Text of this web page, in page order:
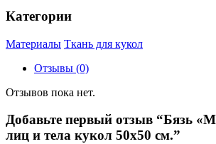
Категории
Материалы Ткань для кукол
Отзывы (0)
Отзывов пока нет.
Добавьте первый отзыв “Бязь
лиц и тела кукол 50х50 см.”